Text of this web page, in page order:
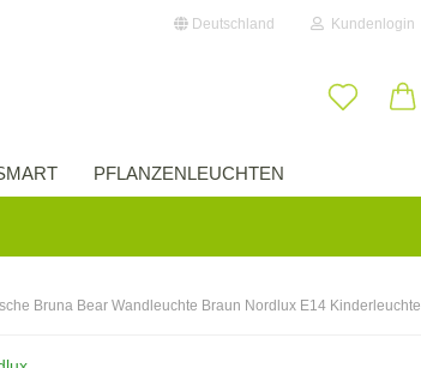
Deutschland Kundenlogin
PFLANZENLEUCHTEN
Bruna Bear Wandleuchte Braun Nordlux E14 Kinderleuchte